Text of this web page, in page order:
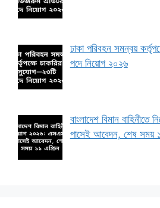
ঢাকা পরিবহন সমন্বয়
পদে নিয়োগ ২০২৬
বাংলাদেশ বিমান
পাসেই আবেদন, শেষ সময়